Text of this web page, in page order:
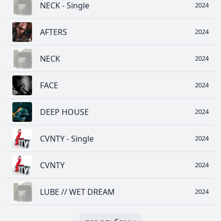
NECK - Single 2024
AFTERS 2024
NECK 2024
FACE 2024
DEEP HOUSE 2024
CVNTY - Single 2024
CVNTY 2024
LUBE // WET DREAM 2024